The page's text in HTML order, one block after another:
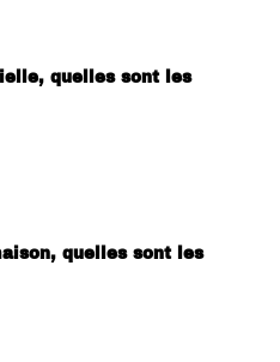
quelles sont les
quelles sont les